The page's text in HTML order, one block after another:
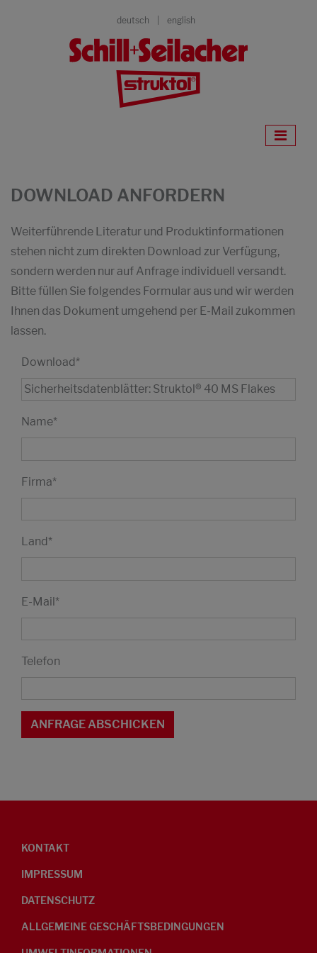
deutsch english
DOWNLOAD ANFORDERN
Weiterführende Literatur und Produktinformationen
stehen nicht zum direkten Download zur Verfügung,
sondern werden nur auf Anfrage individuell versandt.
Bitte füllen Sie folgendes Formular aus und wir werden
Ihnen das Dokument umgehend per E-Mail zukommen
lassen.
Download*
Name*
Firma*
Land*
E-Mail*
Telefon
KONTAKT
IMPRESSUM
DATENSCHUTZ
ALLGEMEINE GESCHÄFTSBEDINGUNGEN